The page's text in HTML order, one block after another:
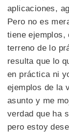
aplicaciones,
Pero no es
tiene ejemplos,
terreno de lo
resulta que lo
en práctica ni
ejemplos de la
asunto y me
verdad que ha
pero estoy